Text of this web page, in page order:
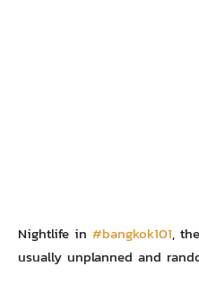
Nightlife in #bangkok101,
usually unplanned and